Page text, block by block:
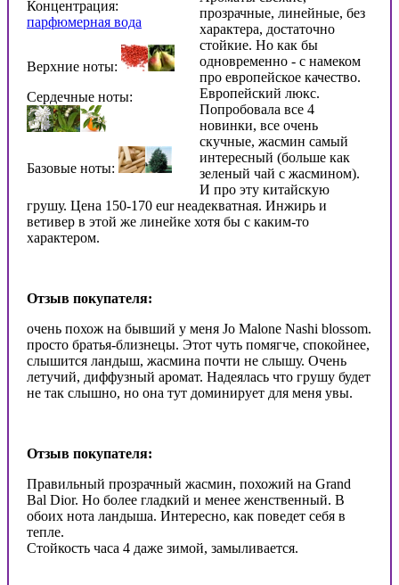
Концентрация:
парфюмерная вода
Верхние ноты:
Сердечные ноты:
Базовые ноты:
прозрачные, линейные, без
характера, достаточно
стойкие. Но как бы
одновременно - с намеком
про европейское качество.
Европейский люкс.
Попробовала все 4
новинки, все очень
скучные, жасмин самый
интересный (больше как
зeленый чай с жасмином).
И про эту китайскую
грушу. Цена 150-170 eur неадекватная. Инжирь и
ветивер в этой же линейке хотя бы с каким-то
характером.
Отзыв покупателя:
очень похож на бывший у меня Jo Malone Nashi blossom.
просто братья-близнецы. Этот чуть помягче, спокойнее,
слышится ландыш, жасмина почти не слышу. Очень
летучий, диффузный аромат. Надеялась что грушу будет
не так слышно, но она тут доминирует для меня увы.
Отзыв покупателя:
Правильный прозрачный жасмин, похожий на Grand
Bal Dior. Но более гладкий и менее женственный. В
обоих нота ландыша. Интересно, как поведет себя в
тепле.
Стойкость часа 4 даже зимой, замыливается.